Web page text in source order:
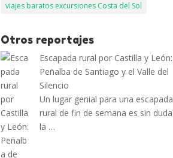
viajes baratos excursiones Costa del Sol
Otros reportajes
Escapada rural por Castilla y León:
Peñalba de Santiago y el Valle del
Silencio
Un lugar genial para una escapada
rural de fin de semana es sin duda
la …